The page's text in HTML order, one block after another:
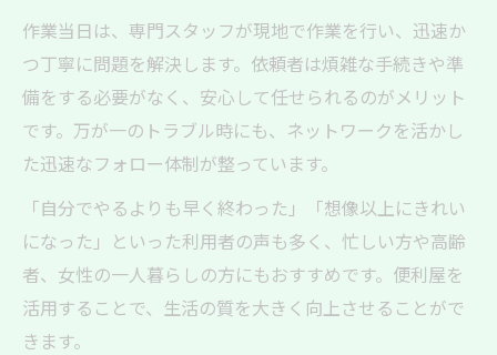
作業当日は、専門スタッフが現地で作業を行い、迅速か
つ丁寧に問題を解決します。依頼者は煩雑な手続きや準
備をする必要がなく、安心して任せられるのがメリット
です。万が一のトラブル時にも、ネットワークを活かし
た迅速なフォロー体制が整っています。
「自分でやるよりも早く終わった」「想像以上にきれい
になった」といった利用者の声も多く、忙しい方や高齢
者、女性の一人暮らしの方にもおすすめです。便利屋を
活用することで、生活の質を大きく向上させることがで
きます。